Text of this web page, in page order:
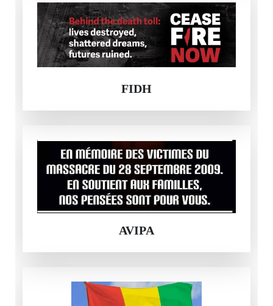
FIDH
AVIPA